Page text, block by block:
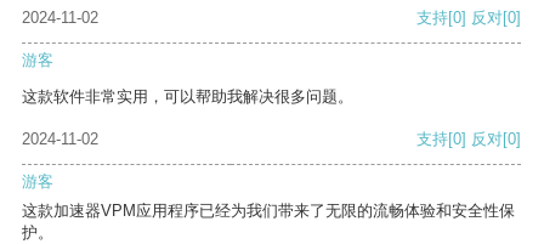
2024-11-02 支持[0] 反对[0]
游客
这款软件非常实用，可以帮助我解决很多问题。
2024-11-02 支持[0] 反对[0]
游客
这款加速器VPM应用程序已经为我们带来了无限的流畅体验和安全性保
护。